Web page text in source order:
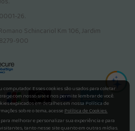
26.
Schincariol Km 106, Jardim
900
computador. Esses cookies são usados para coletar
com nosso site e nos permite lembrar de você.
explicados em detalhes em nossa Política de
sobre o tema, acessePolítica de Cookies.
melhorar e personalizar sua experiência e para
tanto nesse site quanto em outras mídias.